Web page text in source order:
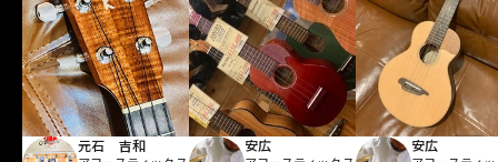
元石 吉和 安広 安広